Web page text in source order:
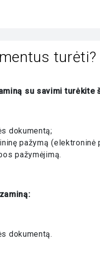
turėti?
su savimi turėkite
dokumentą;
pažymą (elektroninė
pažymėjimą.
dokumentą.